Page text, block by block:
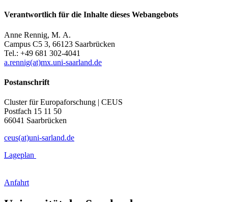
Verantwortlich für die Inhalte dieses Webangebots
Anne Rennig, M. A.
Campus C5 3, 66123 Saarbrücken
Tel.: +49 681 302-4041
a.rennig(at)mx.uni-saarland.de
Postanschrift
Cluster für Europaforschung | CEUS
Postfach 15 11 50
66041 Saarbrücken
ceus(at)uni-sarland.de
Lageplan
Anfahrt